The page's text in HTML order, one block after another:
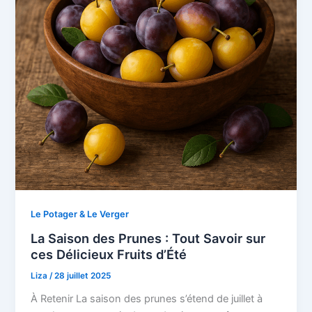
Le Potager & Le Verger
La Saison des Prunes : Tout Savoir sur
ces Délicieux Fruits d’Été
Liza /28 juillet 2025
À Retenir La saison des prunes s’étend de juillet à